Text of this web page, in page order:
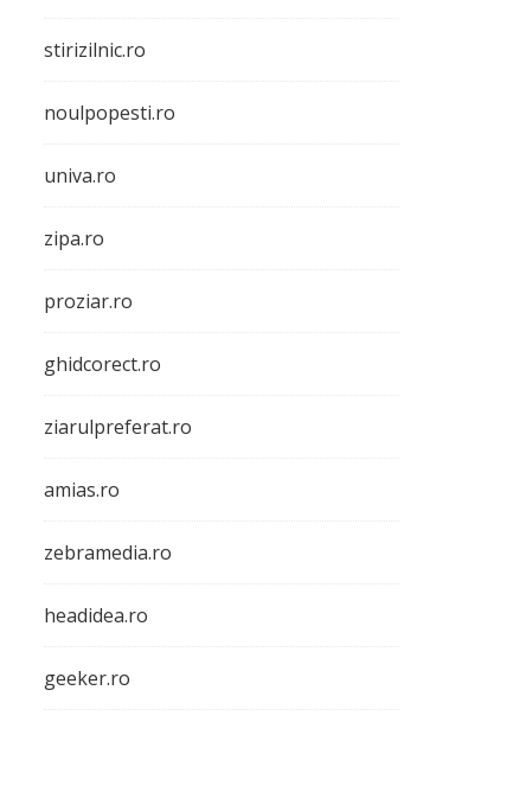
stirizilnic.ro
noulpopesti.ro
univa.ro
zipa.ro
proziar.ro
ghidcorect.ro
ziarulpreferat.ro
amias.ro
zebramedia.ro
headidea.ro
geeker.ro